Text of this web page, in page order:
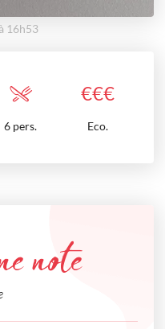
16h53
€€€
6 pers. Eco.
note